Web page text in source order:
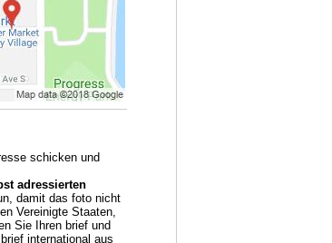
schicken und
adressierten
damit das foto nicht
Vereinigte Staaten,
Sie Ihren brief und
international aus